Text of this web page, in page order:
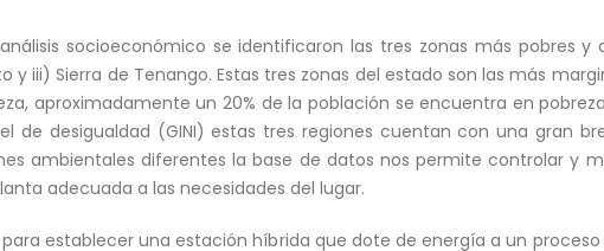
socioeconómico se identificaron las tres zonas más pobres y
y iii) Sierra de Tenango. Estas tres zonas del estado son las más
aproximadamente un 20% de la población se encuentra en
de desigualdad (GINI) estas tres regiones cuentan con una gran
ambientales diferentes la base de datos nos permite controlar y
adecuada a las necesidades del lugar.
establecer una estación híbrida que dote de energía a un